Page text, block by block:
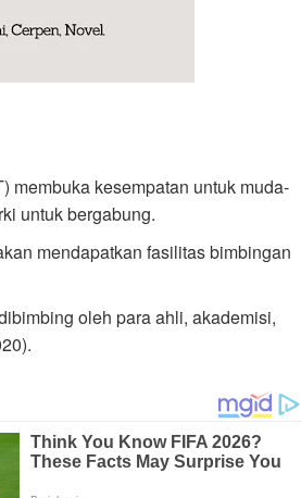
membuka kesempatan untuk muda-
untuk bergabung.
mendapatkan fasilitas bimbingan
oleh para ahli, akademisi,